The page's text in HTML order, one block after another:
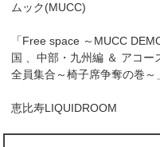
ムック(MUCC)
「Free space ～MUCC
国 、中部・九州編 ＆ アコー
全員集合～椅子席争奪の巻～
恵比寿LIQUIDROOM